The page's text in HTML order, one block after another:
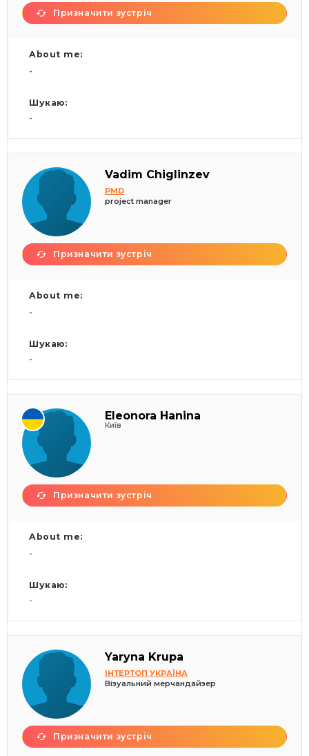
Призначити зустріч
About me:
-
Шукаю:
-
Vadim Chiglinzev
PMD
project manager
Призначити зустріч
About me:
-
Шукаю:
-
Eleonora Hanina
Київ
Призначити зустріч
About me:
-
Шукаю:
-
Yaryna Krupa
ІНТЕРТОП УКРАЇНА
Візуальний мерчандайзер
Призначити зустріч